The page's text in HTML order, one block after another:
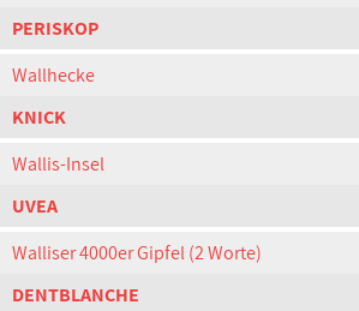
PERISKOP
Wallhecke
KNICK
Wallis-Insel
UVEA
Walliser 4000er Gipfel (2 Worte)
DENTBLANCHE